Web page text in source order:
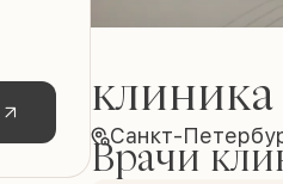
Санкт-
Врачи